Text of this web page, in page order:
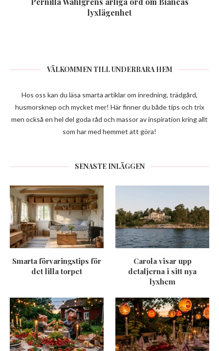
lyxlägenhet
VÄLKOMMEN TILL UNDERBARA HEM
Hos oss kan du läsa smarta artiklar om inredning, trädgård,
husmorsknep och mycket mer! Här finner du både tips och trix
men också en hel del goda råd och massor av inspiration kring allt
som har med hemmet att göra!
SENASTE INLÄGGEN
Smarta förvaringstips för
det lilla torpet
Carola visar upp
detaljerna i sitt nya
lyxhem